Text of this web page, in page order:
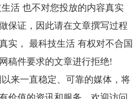
活 也不对您投放的内容真实
保证，因此请在文章撰写过程
实， 最科技生活 有权对不合国
稿件要求的文章进行拒绝!
来一直稳定、可靠的媒体，将